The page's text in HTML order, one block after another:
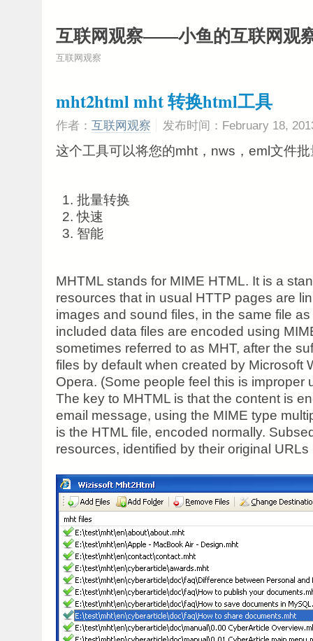
互联网观察——小鱼的互联网观
互联网观察
mht2html mht 转换html工具
作者： 互联网观察 发布时间：February 18,
这个工具可以将您的mht，nws，eml文件
批量转换
快速
智能
MHTML stands for MIME HTML. It is a
resources that in usual HTTP pages are
images and sound files, in the same file
included data files are encoded using
sometimes referred to as MHT, after the
files by default when created by Microsoft
Opera. (Some people feel this is improper
The key to MHTML is that the content is
email message, using the MIME type
is the HTML file, encoded normally.
resources, identified by their original URLs